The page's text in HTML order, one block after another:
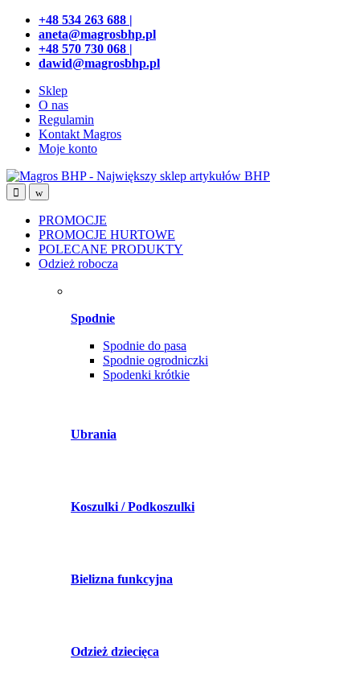
Przejdź
nawigacji
Przeskocz
treści
+48 534 263 688 |
aneta@magrosbhp.pl
+48 570 730 068 |
dawid@magrosbhp.pl
Sklep
O nas
Regulamin
Kontakt Magros
Moje konto
PROMOCJE
PROMOCJE HURTOWE
POLECANE PRODUKTY
Odzież robocza
Spodnie
Spodnie do pasa
Spodnie ogrodniczki
Spodenki krótkie
Ubrania
Koszulki / Podkoszulki
Bielizna funkcyjna
Odzież dziecięca